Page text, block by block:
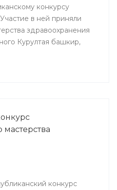
конкурсу
в ней приняли
здравоохранения
Курултая башкир,
конкурс